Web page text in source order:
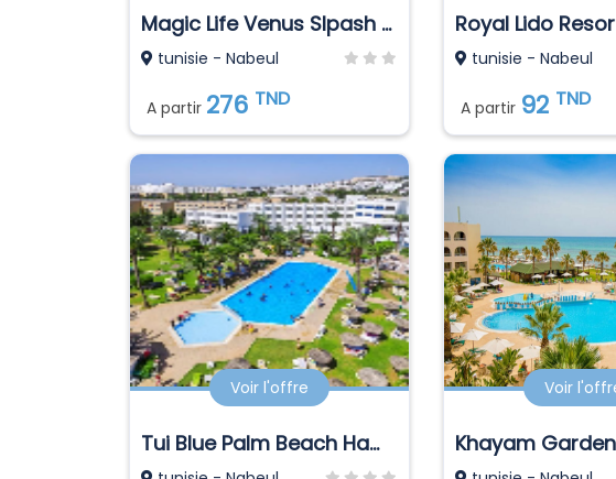
Magic Life Venus Slpash World
tunisie - Nabeul
A partir 276 TND
Royal Lido
tunisie - Nabeul
A partir 92 TND
Voir l'offre
Tui Blue Palm Beach Hammamet
Voir